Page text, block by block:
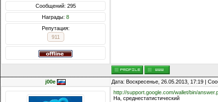
Сообщений: 295
Награды: 8
Репутация:
911
j00e Дата: Воскресенье, 26.05.2013, 17:19 |
http://support.google.com/wallet/bin/
На, среднестатистический